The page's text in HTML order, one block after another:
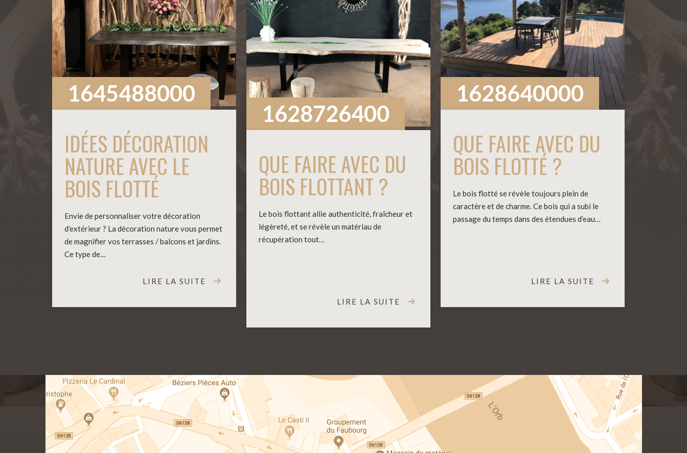
1645488000
IDÉES DÉCORATION
NATURE AVEC LE
BOIS FLOTTÉ
Envie de personnaliser votre décoration
d’extérieur ? La décoration nature vous permet
de magnifier vos terrasses / balcons et jardins.
Ce type de…
LIRE LA SUITE
1628726400
QUE FAIRE AVEC DU
BOIS FLOTTANT ?
Le bois flottant allie authenticité, fraîcheur et
légèreté, et se révèle un matériau de
récupération tout…
LIRE LA SUITE
1628640000
QUE FAIRE AVEC DU
BOIS FLOTTÉ ?
Le bois flotté se révèle toujours plein de
caractère et de charme. Ce bois qui a subi le
passage du temps dans des étendues d’eau…
LIRE LA SUITE